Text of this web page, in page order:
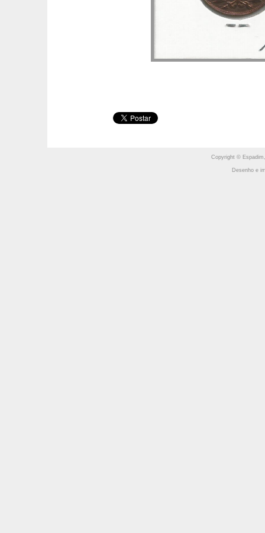
Copyright ©
Desenho e